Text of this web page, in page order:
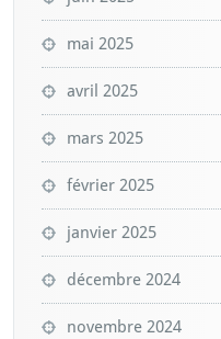
mai 2025
avril 2025
mars 2025
février 2025
janvier 2025
décembre 2024
novembre 2024